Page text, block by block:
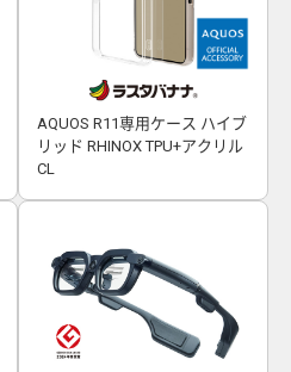
AQUOS R11専用ケース ハイブ
リッド RHINOX TPU+アクリル
CL